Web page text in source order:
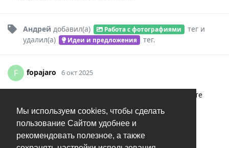
Мы используем cookies, чтобы сделать
пользование Сайтом удобнее и
рекомендовать полезное, а также
Андрей добавил(а) Работа с фотографиями теги
удалил(а)
Идеи и предложения тег.
F fopajaro 6 окт 2025
спасибо за ответ! я уже думал о варианте
добавления еще пользователя в систему, но думал
возможно есть еще какой-то вариант. Спасибо и